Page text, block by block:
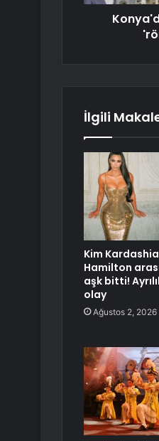
İlgili
Kim
Hamilton
aşk bitti!
olay
Ağustos 2, 2026